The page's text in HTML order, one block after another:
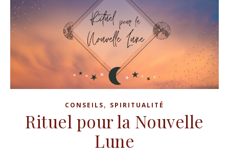
CONSEILS, SPIRITUALITÉ
Rituel pour la Nouvelle
Lune